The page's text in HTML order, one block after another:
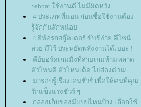
Sabbat ใช้งานดี ไม่มีผิดหวัง
4 ประเภทที่นอน ก่อนซื้อใช้งานต้อง
รู้จักกันสักหน่อ
4 ยี่ห้อรถสกู๊ตเตอร์ ขับขี่ง่าย ดีไซน์
สวย มีไว้ ประหยัดพลังงานได้เยอะ !
คีย์บอร์ดเกมมิ่งที่สายเกมห้ามพลาด
ตัวไหนดี ตัวไหนเด็ด ไปส่องด่วน!
มารอบรู้เรื่องเอนชัวร์ เพื่อให้คนที่คุณ
รักแข็งแรงชัวร์ ๆ
กล่องเก็บของมีแบบไหนบ้าง เลือกใช้